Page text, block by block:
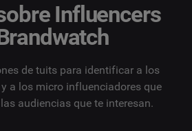
Influencers
de tuits para identificar a los
a los micro influenciadores que
audiencias que te interesan.